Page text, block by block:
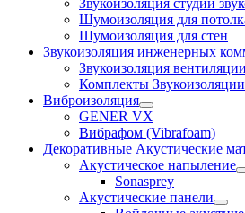
Звукоизоляция студии
Шумоизоляция для
Шумоизоляция для стен
Звукоизоляция инженерных
Звукоизоляция вентиляции
Комплекты
Виброизоляция
GENER VX
Вибрафом (Vibrafoam)
Декоративные Акустические
Акустическое напыление
Sonasprey
Акустические панели